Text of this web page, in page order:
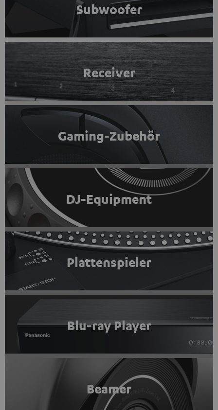
Subwoofer
Receiver
Gaming-Zubehör
DJ-Equipment
Plattenspieler
Blu-ray Player
Beamer